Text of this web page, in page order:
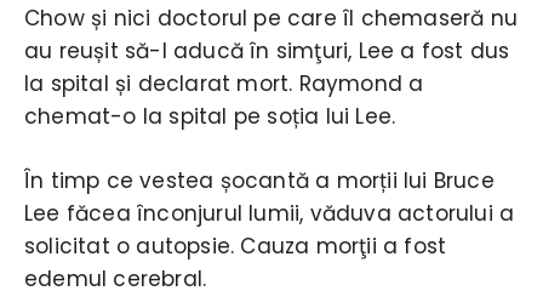
Chow și nici doctorul pe care îl chemaseră nu
au reușit să-l aducă în simţuri, Lee a fost dus
la spital și declarat mort. Raymond a
chemat-o la spital pe soția lui Lee.
În timp ce vestea șocantă a morții lui Bruce
Lee făcea înconjurul lumii, văduva actorului a
solicitat o autopsie. Cauza morţii a fost
edemul cerebral.